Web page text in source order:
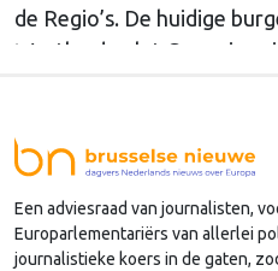
de Regio’s. De huidige
Westland volgt
Nederlandse regio’s
lobby in Brussel, en dat
Continued
Een adviesraad van journalisten,
Europarlementariërs van allerlei
journalistieke koers in de gaten,